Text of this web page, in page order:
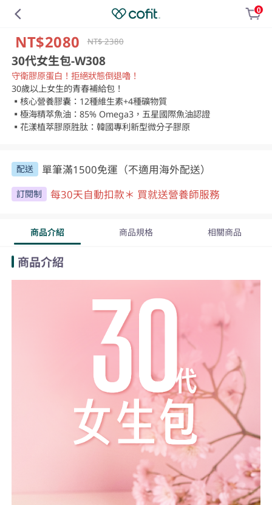
0
NT$2080 NT$ 2380
30代女生包-W308
守衛膠原蛋白！拒絕狀態倒退嚕！
30歲以上女生的青春補給包！
▪️核心營養膠囊：12種維生素+4種礦物質
▪️極海精萃魚油：85% Omega3，五星國際魚油認證
▪️花漾植萃膠原胜肽：韓國專利新型微分子膠原
配送 單筆滿1500免運（不適用海外配送）
訂閱制 每30天自動扣款＊ 買就送營養師服務
商品介紹 商品規格 相關商品
商品介紹